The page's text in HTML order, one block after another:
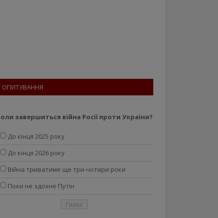
ОПИТУВАННЯ
завершиться війна Росії проти України?
До кінця 2025 року
До кінця 2026 року
Війна триватиме ще три-чотири роки
Поки не здохне Путін